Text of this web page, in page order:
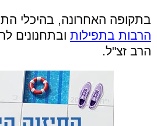
בתקופה האחרונה, בהיכלי
הרבות בתפילות ובתחנונים
הרב זצ"ל.